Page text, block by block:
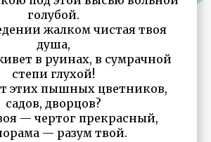
голубой.
жалком чистая твоя
душа,
в руинах, в сумрачной
степи глухой!
этих пышных цветников,
садов, дворцов?
— чертог прекрасный,
— разум твой.